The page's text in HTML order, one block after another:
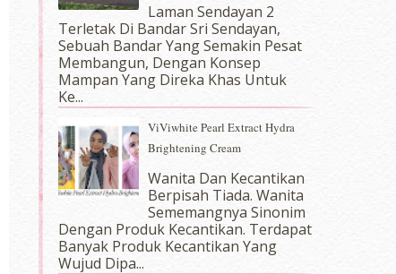
Laman Sendayan 2
Terletak Di Bandar Sri Sendayan,
Sebuah Bandar Yang Semakin Pesat
Membangun, Dengan Konsep
Mampan Yang Direka Khas Untuk
Ke...
ViViwhite Pearl Extract Hydra
Brightening Cream
Wanita Dan Kecantikan
Berpisah Tiada. Wanita
Sememangnya Sinonim
Dengan Produk Kecantikan. Terdapat
Banyak Produk Kecantikan Yang
Wujud Dipa...